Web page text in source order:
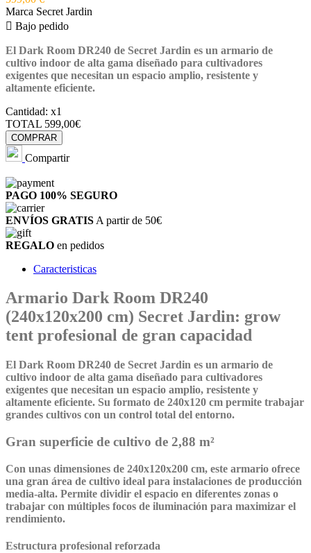
Marca Secret Jardin
 Bajo pedido
El Dark Room DR240 de Secret Jardin es un armario de
cultivo indoor de alta gama diseñado para cultivadores
exigentes que necesitan un espacio amplio, resistente y
altamente eficiente.
Cantidad: x1
TOTAL 599,00€
COMPRAR
Compartir
PAGO 100% SEGURO
ENVÍOS GRATIS A partir de 50€
REGALO en pedidos
Caracteristicas
Armario Dark Room DR240
(240x120x200 cm) Secret Jardin: grow
tent profesional de gran capacidad
El Dark Room DR240 de Secret Jardin es un armario de
cultivo indoor de alta gama diseñado para cultivadores
exigentes que necesitan un espacio amplio, resistente y
altamente eficiente. Su formato de 240x120 cm permite trabajar
grandes cultivos con un control total del entorno.
Gran superficie de cultivo de 2,88 m²
Con unas dimensiones de 240x120x200 cm, este armario ofrece
una gran área de cultivo ideal para instalaciones de producción
media-alta. Permite dividir el espacio en diferentes zonas o
trabajar con múltiples focos de iluminación para maximizar el
rendimiento.
Estructura profesional reforzada